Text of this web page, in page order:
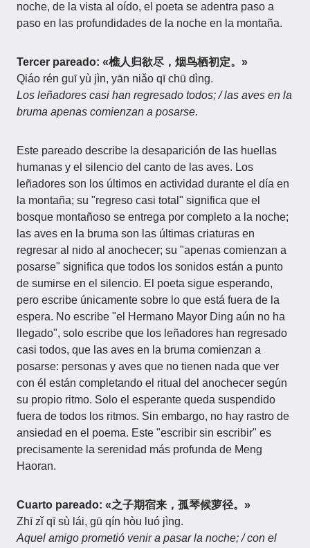
noche, de la vista al oído, el poeta se adentra paso a
paso en las profundidades de la noche en la montaña.
Tercer pareado: «樵人归欲尽，烟鸟栖初定。»
Qiáo rén guī yù jìn, yān niǎo qī chū dìng.
Los leñadores casi han regresado todos; / las aves en la
bruma apenas comienzan a posarse.
Este pareado describe la desaparición de las huellas
humanas y el silencio del canto de las aves. Los
leñadores son los últimos en actividad durante el día en
la montaña; su "regreso casi total" significa que el
bosque montañoso se entrega por completo a la noche;
las aves en la bruma son las últimas criaturas en
regresar al nido al anochecer; su "apenas comienzan a
posarse" significa que todos los sonidos están a punto
de sumirse en el silencio. El poeta sigue esperando,
pero escribe únicamente sobre lo que está fuera de la
espera. No escribe "el Hermano Mayor Ding aún no ha
llegado", solo escribe que los leñadores han regresado
casi todos, que las aves en la bruma comienzan a
posarse: personas y aves que no tienen nada que ver
con él están completando el ritual del anochecer según
su propio ritmo. Solo el esperante queda suspendido
fuera de todos los ritmos. Sin embargo, no hay rastro de
ansiedad en el poema. Este "escribir sin escribir" es
precisamente la serenidad más profunda de Meng
Haoran.
Cuarto pareado: «之子期宿来，孤琴候萝径。»
Zhī zǐ qī sù lái, gū qín hòu luó jìng.
Aquel amigo prometió venir a pasar la noche; / con el